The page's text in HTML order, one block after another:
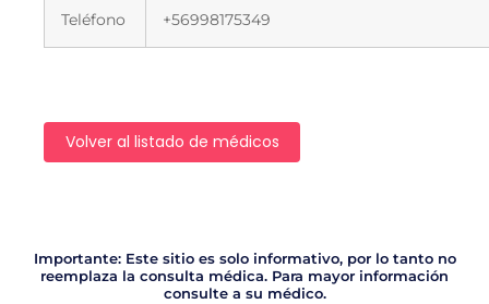
Teléfono +56998175349
Volver al listado de médicos
Importante: Este sitio es solo informativo, por lo tanto no
reemplaza la consulta médica. Para mayor información
consulte a su médico.